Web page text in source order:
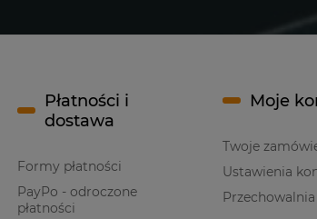
Płatności i
dostawa
Formy płatności
PayPo - odroczone
płatności
Moje
Twoje
Ustawienia
Przechowalnia